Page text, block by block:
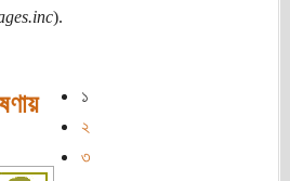
).
১
২
৩